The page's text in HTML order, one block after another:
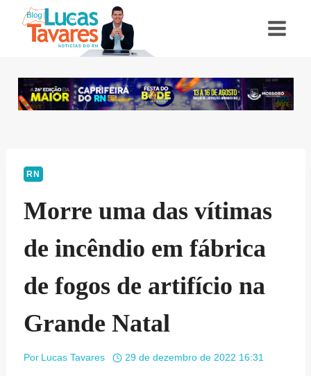
RN
Morre uma das vítimas
de incêndio em fábrica
de fogos de artifício na
Grande Natal
Por Lucas Tavares 29 de dezembro de 2022 16:31